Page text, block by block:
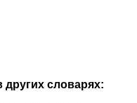
словарях: